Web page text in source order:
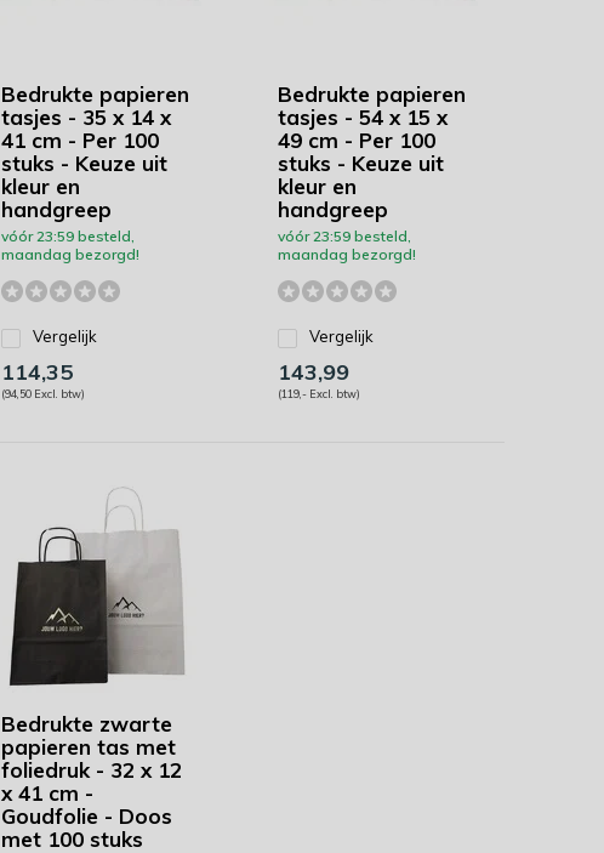
Bedrukte papieren
tasjes - 35 x 14 x
41 cm - Per 100
stuks - Keuze uit
kleur en
handgreep
vóór 23:59 besteld,
maandag bezorgd!
Vergelijk
114,35
(94,50 Excl. btw)
Bedrukte papieren
tasjes - 54 x 15 x
49 cm - Per 100
stuks - Keuze uit
kleur en
handgreep
vóór 23:59 besteld,
maandag bezorgd!
Vergelijk
143,99
(119,- Excl. btw)
Bedrukte zwarte
papieren tas met
foliedruk - 32 x 12
x 41 cm -
Goudfolie - Doos
met 100 stuks